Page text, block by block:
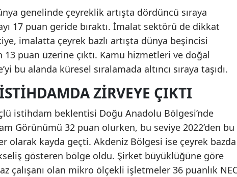
genelinde çeyreklik artışta dördüncü sıraya
17 puan geride bıraktı. İmalat sektörü de dikkat
imalatta çeyrek bazlı artışta dünya beşincisi
puan üzerine çıktı. Kamu hizmetleri ve doğal
bu alanda küresel sıralamada altıncı sıraya taşıdı.
ZIRVEYE ÇIKTI
istihdam beklentisi Doğu Anadolu Bölgesi’nde
Görünümü 32 puan olurken, bu seviye 2022’den bu
olarak kayda geçti. Akdeniz Bölgesi ise çeyrek bazda
gösteren bölge oldu. Şirket büyüklüğüne göre
çalışanı olan mikro ölçekli işletmeler 36 puanlık